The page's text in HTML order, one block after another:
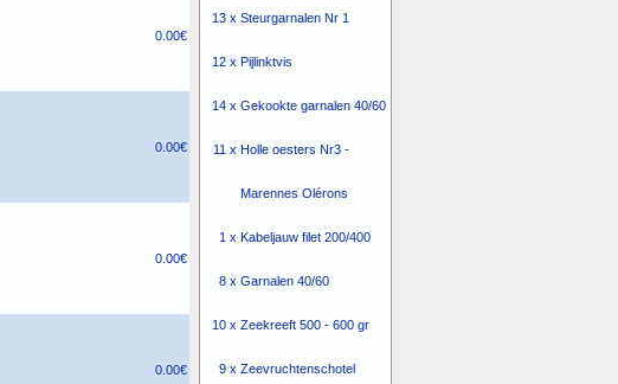
0.00€
0.00€
0.00€
0.00€
13 x Steurgarnalen Nr 1
12 x Pijlinktvis
14 x Gekookte garnalen 40/60
11 x Holle oesters Nr3 -
Marennes Olérons
1 x Kabeljauw filet 200/400
8 x Garnalen 40/60
10 x Zeekreeft 500 - 600 gr
9 x Zeevruchtenschotel